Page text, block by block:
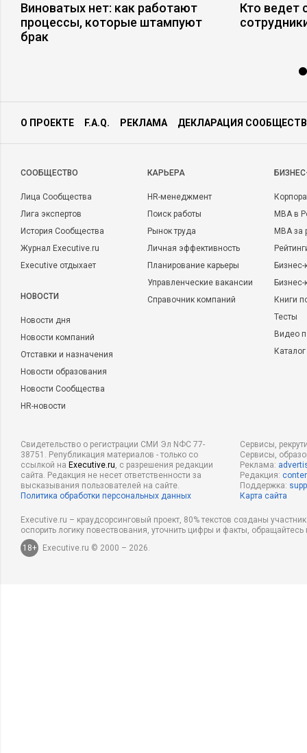
Виноватых нет: как работают
процессы, которые штампуют
брак
Кто ведет
О ПРОЕКТЕ F.A.Q. РЕКЛАМА ДЕКЛАРАЦИЯ
CООБЩЕСТВО
Лица Сообщества
Лига экспертов
История Сообщества
Журнал Executive.ru
Executive отдыхает
НОВОСТИ
Новости дня
Новости компаний
Отставки и назначения
Новости образования
Новости Сообщества
HR-новости
КАРЬЕРА
HR-менеджмент
Поиск работы
Рынок труда
Личная эффективность
Планирование карьеры
Управленческие вакансии
Справочник компаний
MBA в
MBA
Бизнес-
Книги
Тесты
Видео
Свидетельство о регистрации СМИ Эл NФС 77-
38751. Републикация материалов - только со
ссылкой на Executive.ru, с разрешения редакции
сайта. Редакция не несет ответственности за
высказывания пользователей на сайте.
Политика обработки персональных данных
Сервисы,
Сервисы,
Реклама:
Редакция:
Поддержка:
Карта сайта
Executive.ru – краудсорсинговый проект, 80% текстов созданы
оспорить логику повествования, уточнить цифры и факты,
18+
Executive.ru © 2000 – 2026.